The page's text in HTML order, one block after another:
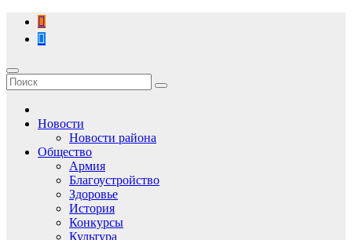
Перейти
содержимому
Новости
Новости района
Общество
Армия
Благоустройство
Здоровье
История
Конкурсы
Культура